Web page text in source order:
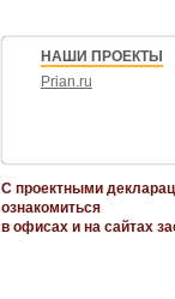
НАШИ ПРОЕКТЫ
Prian.ru
С проектными
ознакомиться
в офисах и на сайтах